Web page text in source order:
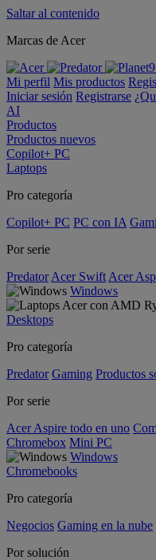
Saltar al contenido
Marcas de Acer
Mi perfil Mis productos
Iniciar sesión Registrarse
AI
Productos
Productos nuevos
Copilot+ PC
Laptops
Pro categoría
Copilot+ PC PC con IA
Por serie
Predator Acer Swift Acer
Windows
Desktops
Pro categoría
Predator Gaming Productos
Por serie
Acer Aspire todo en uno
Chromebox Mini PC
Windows
Chromebooks
Pro categoría
Negocios Gaming en la nube
Por solución